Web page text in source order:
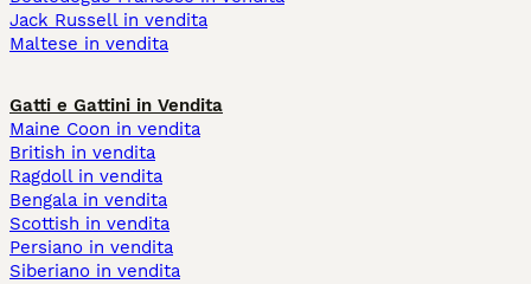
Jack Russell in vendita
Maltese in vendita
Gatti e Gattini in Vendita
Maine Coon in vendita
British in vendita
Ragdoll in vendita
Bengala in vendita
Scottish in vendita
Persiano in vendita
Siberiano in vendita